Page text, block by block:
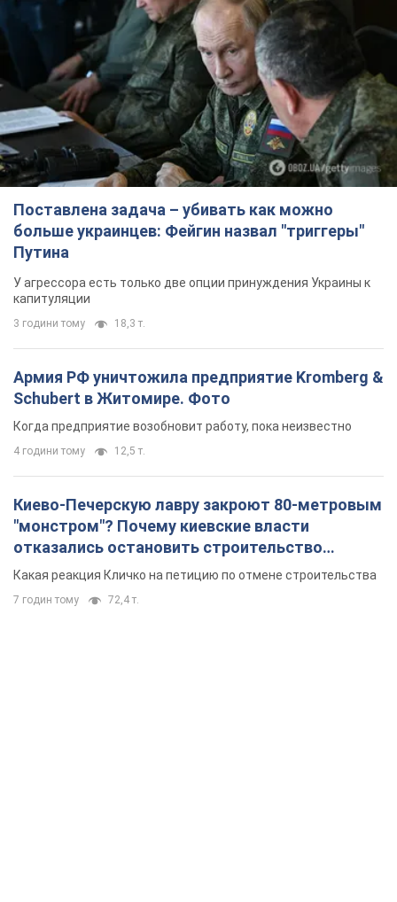
Поставлена задача – убивать как можно
больше украинцев: Фейгин назвал "триггеры"
Путина
У агрессора есть только две опции принуждения Украины к
капитуляции
3 години тому 18,3 т.
Армия РФ уничтожила предприятие Kromberg &
Schubert в Житомире. Фото
Когда предприятие возобновит работу, пока неизвестно
4 години тому 12,5 т.
Киево-Печерскую лавру закроют 80-метровым
"монстром"? Почему киевские власти
отказались остановить строительство
небоскреба "московского верующего"
Какая реакция Кличко на петицию по отмене строительства
7 годин тому 72,4 т.